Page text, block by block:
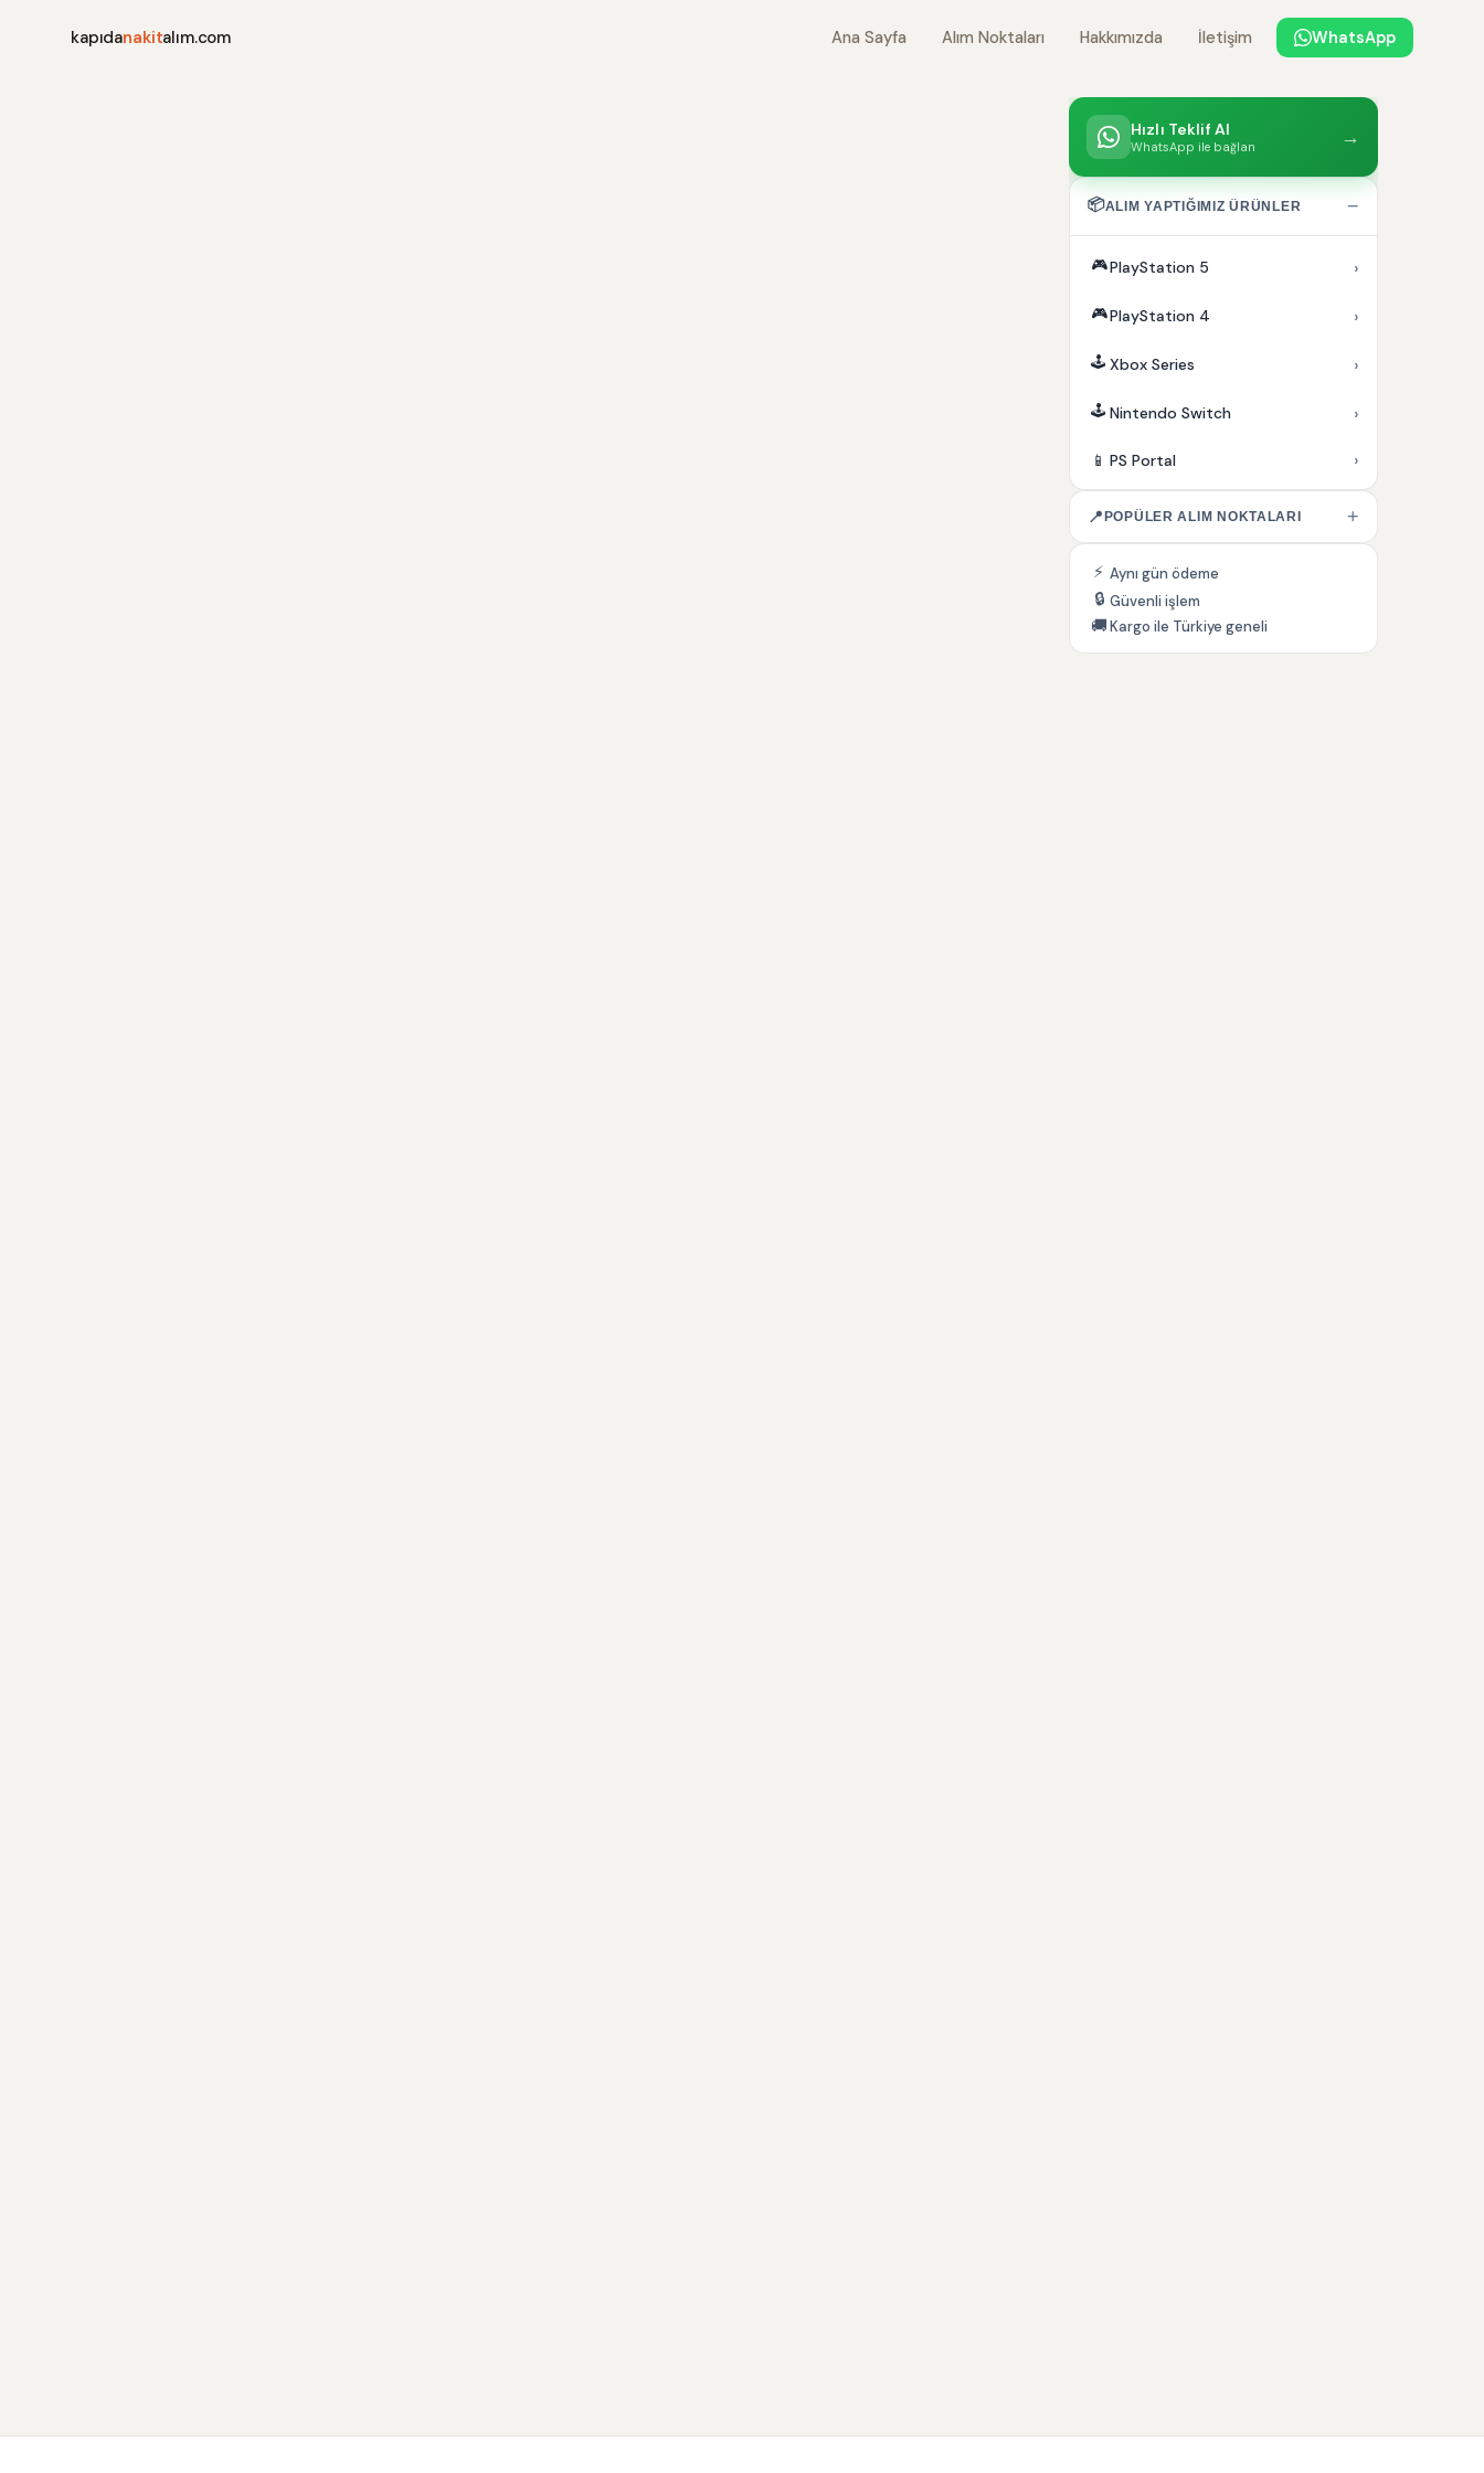
kapıdanakitalım.com Ana Sayfa Alım Noktaları Hakkımızda İletişim WhatsApp
Hızlı Teklif Al
WhatsApp ile bağlan →
📦ALIM YAPTIĞIMIZ ÜRÜNLER −
🎮PlayStation 5 ›
🎮PlayStation 4 ›
🕹️ Xbox Series ›
🕹️ Nintendo Switch ›
📱 PS Portal ›
📍 POPÜLER ALIM NOKTALARI +
⚡ Aynı gün ödeme
🔒 Güvenli işlem
🚚Kargo ile Türkiye geneli